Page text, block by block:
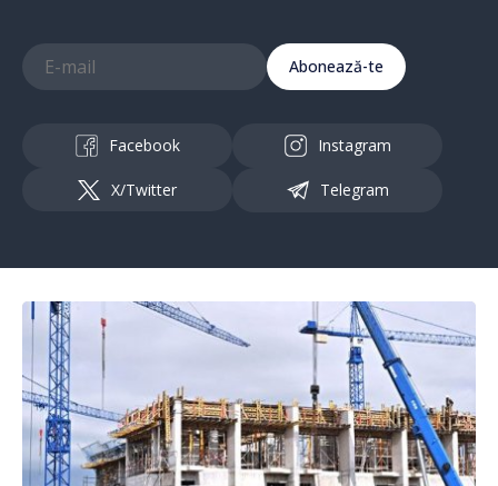
Abonează-te
Facebook Instagram
X/Twitter Telegram